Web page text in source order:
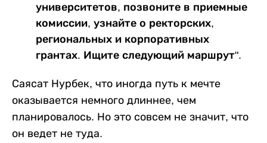
университетов, позвоните в приемные
комиссии, узнайте о ректорских,
региональных и корпоративных
грантах. Ищите следующий маршрут".
Саясат Нурбек, что иногда путь к мечте
оказывается немного длиннее, чем
планировалось. Но это совсем не значит, что
он ведет не туда.